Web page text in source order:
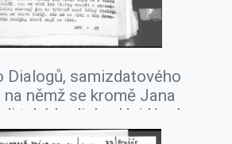
Dialogů, samizdatového
němž se kromě Jana
také Ladislav Hejdánek a
Battěk, říjen 1977